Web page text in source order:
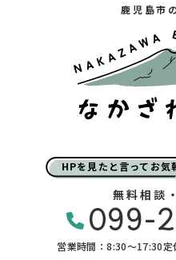
鹿児島市
HPを見たと言ってお気
無料相談
099-
営業時間：8:30〜17:30定